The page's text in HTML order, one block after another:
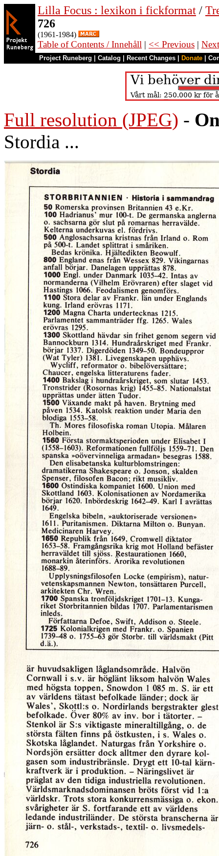
Lilla Focus : lexikon i fickformat /
726
(1961-1984)
Table of Contents / Innehåll | << Previous |
Project Runeberg Catalog Recent Changes Donate
Full resolution (JPEG) -
Stordia ...